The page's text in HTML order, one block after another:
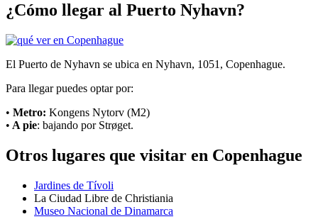
¿Cómo llegar al Puerto Nyhavn?
El Puerto de Nyhavn se ubica en Nyhavn, 1051, Copenhague.
Para llegar puedes optar por:
• Metro: Kongens Nytorv (M2)
• A pie: bajando por Strøget.
Otros lugares que visitar en Copenhague
Jardines de Tívoli
La Ciudad Libre de Christiania
Museo Nacional de Dinamarca